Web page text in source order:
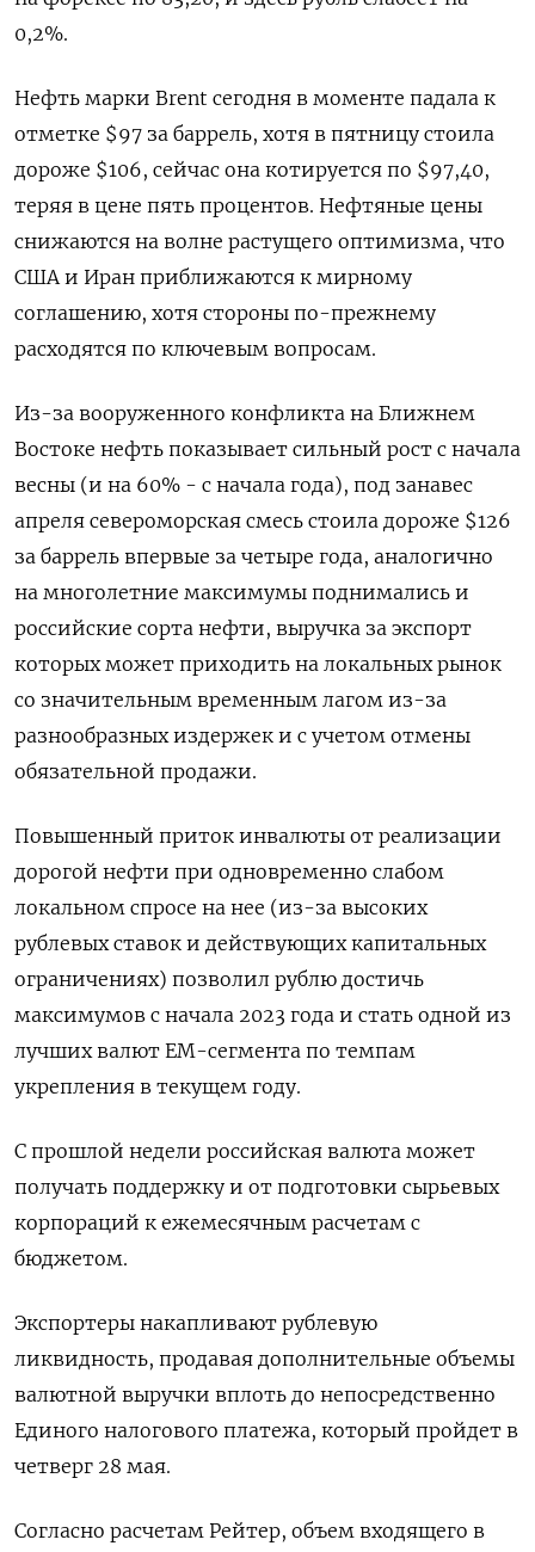
0,2%.
Нефть марки Brent сегодня в моменте падала к
отметке $97 за баррель, хотя в пятницу стоила
дороже $106, сейчас она котируется ​по $97,40,
теряя в цене пять процентов. Нефтяные цены
снижаются на волне растущего оптимизма, что
США и Иран приближаются к ‌мирному
соглашению, хотя стороны по-прежнему
расходятся по ключевым вопросам.
Из-за вооруженного конфликта на Ближнем
Востоке нефть показывает сильный рост с ​начала
весны (и на 60% - с начала года), под занавес
апреля североморская смесь стоила дороже $126
за баррель впервые за четыре ‌года, аналогично
на многолетние максимумы поднимались и
российские сорта нефти, выручка за экспорт
которых может приходить на локальных рынок
со значительным временным лагом из-за
разнообразных издержек и с учетом отмены
обязательной продажи.
Повышенный приток инвалюты от ​реализации
дорогой нефти при одновременно слабом ​
локальном спросе на нее (из-за высоких
рублевых ‌ставок и действующих капитальных
ограничениях) позволил рублю достичь
максимумов с начала 2023 года и стать одной из
лучших валют ​ЕМ-сегмента по темпам
укрепления в текущем году.
С прошлой недели российская валюта может
получать поддержку и от подготовки сырьевых
корпораций к ежемесячным расчетам с
бюджетом.
Экспортеры накапливают рублевую
ликвидность, продавая дополнительные объемы
валютной выручки вплоть до непосредственно
Единого налогового платежа, который пройдет в
четверг 28 мая.
Согласно расчетам Рейтер, объем входящего в